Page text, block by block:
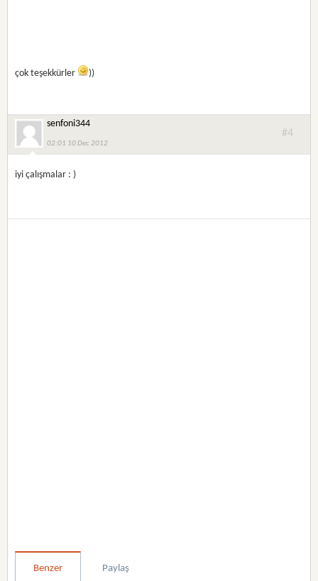
çok teşekkürler ))
senfoni344
02:01 10 Dec 2012
#4
iyi çalışmalar : )
Benzer Paylaş